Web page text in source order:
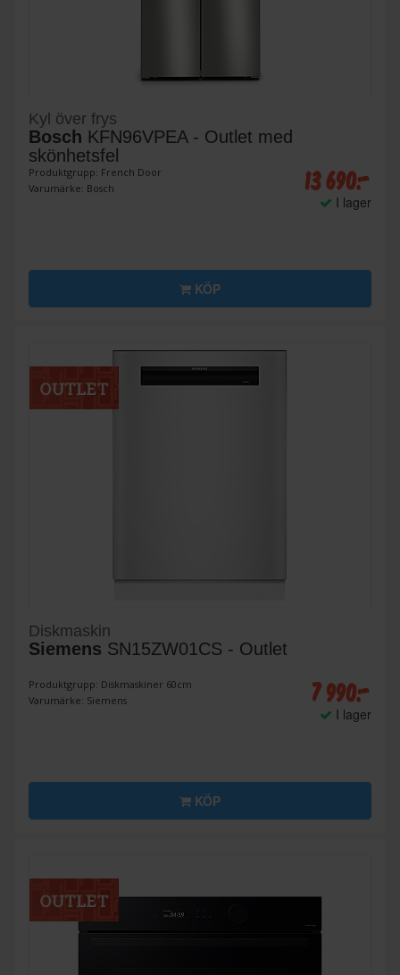
Kyl över frys
Bosch KFN96VPEA - Outlet med
skönhetsfel
Produktgrupp: French Door
Varumärke: Bosch
13 690:-
I lager
KÖP
Diskmaskin
Siemens SN15ZW01CS - Outlet
Produktgrupp: Diskmaskiner 60cm
Varumärke: Siemens
7 990:-
I lager
KÖP